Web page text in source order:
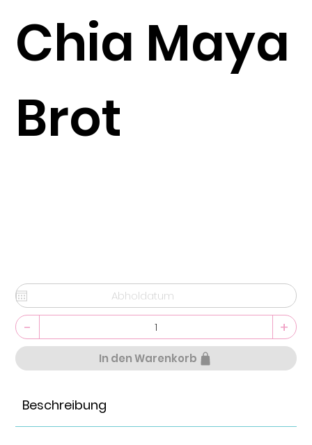
Beschreibung
In den Warenkorb
- +
Chia Maya
Brot